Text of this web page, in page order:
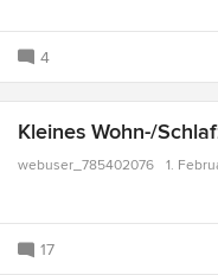
4
Kleines Wohn-/
webuser_785402076 1.
17